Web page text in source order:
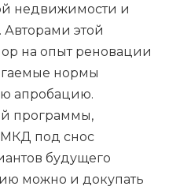
недвижимости и
этой
на опыт реновации
нормы
апробацию.
программы,
МКД под снос
будущего
можно и докупать